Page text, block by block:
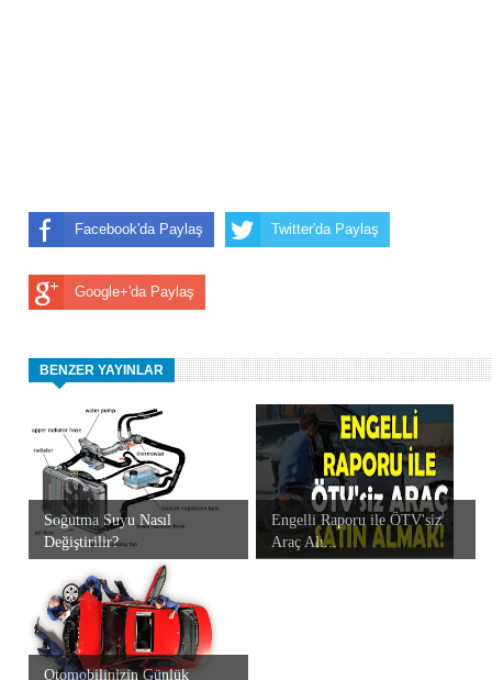
Facebook'da Paylaş Twitter'da Paylaş
Google+'da Paylaş
BENZER YAYINLAR
Soğutma Suyu Nasıl
Değiştirilir?
Engelli Raporu ile ÖTV'siz
Araç Alı...
Otomobilinizin Günlük